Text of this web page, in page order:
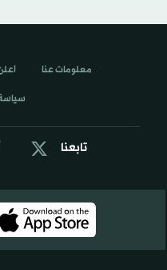
تابعنا
معلومات عنا